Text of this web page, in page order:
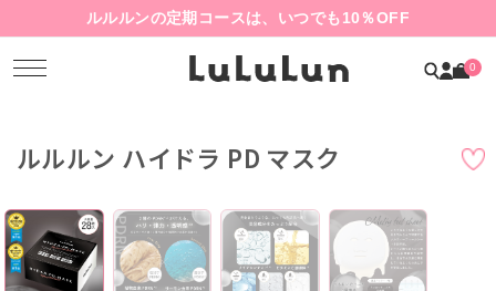
ルルルンの定期コースは、いつでも10％OFF
0
ルルルン ハイドラ PD マスク